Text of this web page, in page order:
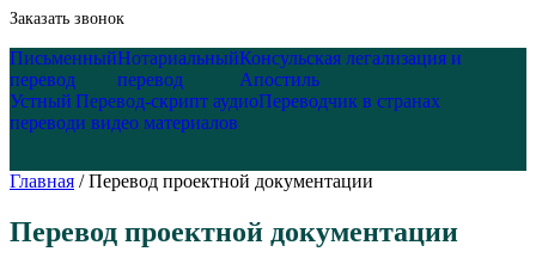
Заказать звонок
Письменный
перевод
Нотариальный
перевод
Консульская легализация и
Апостиль
Устный
перевод
Перевод-скрипт аудио
и видео материалов
Переводчик в странах
Главная / Перевод проектной документации
Перевод проектной документации